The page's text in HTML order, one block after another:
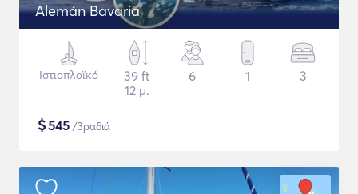
Alemán Bavaria
Ιστιοπλοϊκό
39 ft
12 μ.
6 1 3
$545 /βραδιά